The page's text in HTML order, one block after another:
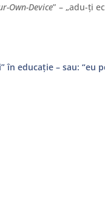
Own-Device” – „adu-ţi
în educaţie – sau: “eu